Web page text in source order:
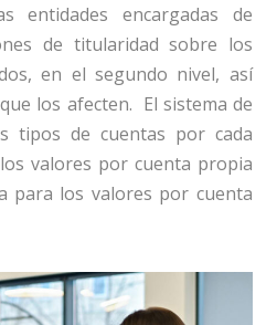
entidades encargadas de
de titularidad sobre los
en el segundo nivel, así
los afecten. El sistema de
tipos de cuentas por cada
valores por cuenta propia
para los valores por cuenta